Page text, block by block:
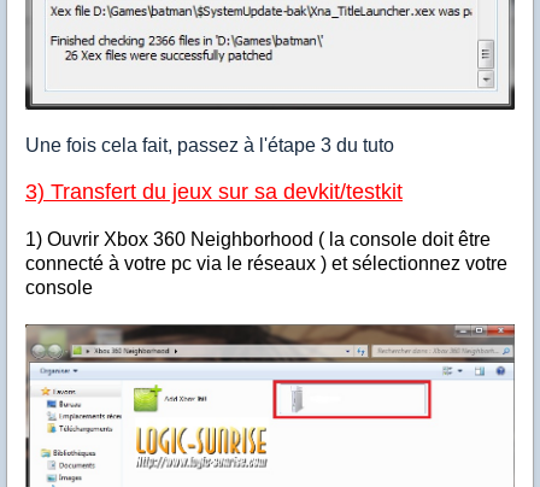
Une fois cela fait, passez à l'étape 3 du tuto
3) Transfert du jeux sur sa devkit/testkit
1) Ouvrir Xbox 360 Neighborhood ( la console doit être
connecté à votre pc via le réseaux ) et sélectionnez votre
console